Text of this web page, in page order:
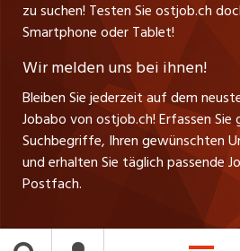
Land, Sport und Kultur für Gross
Wir freuen uns auf Ihre Bewerbung
weitere Auskünfte wenden Sie sich
Resources Department unter
Besetzung dieser Vakanz können
berücksichtigen.
ajourjob.ch
Tagblatt.ch
CH Media
zu suchen! Testen Sie ostjob.ch
Smartphone oder Tablet!
Wir melden uns bei ihnen!
Bleiben Sie jederzeit auf dem
Jobabo von ostjob.ch! Erfassen Sie
Suchbegriffe, Ihren gewünschten
und erhalten Sie täglich passende
Postfach.